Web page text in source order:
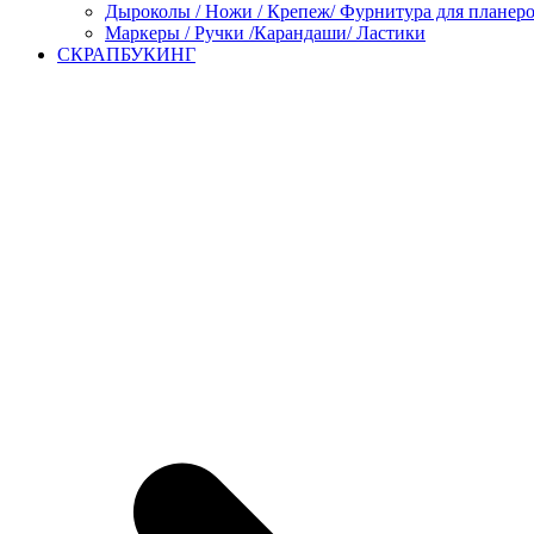
Дыроколы / Ножи / Крепеж/ Фурнитура для
Маркеры / Ручки /Карандаши/ Ластики
СКРАПБУКИНГ